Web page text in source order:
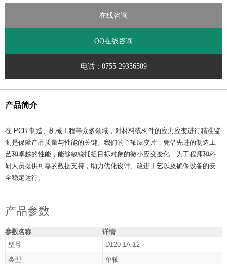
在线咨询
QQ在线咨询
电话：0755-29356509
产品简介
在 PCB 制造、机械工程等众多领域，对材料或构件的应力应变进行精准监
测是保障产品质量与性能的关键。我们的单轴应变片，凭借先进的制造工
艺和卓越的性能，能够敏锐捕捉目标对象的微小应变变化，为工程师和科
研人员提供可靠的数据支持，助力优化设计、改进工艺以及确保设备的安
全稳定运行。
产品参数
参数名称
详情
型号
D120-1A-12
类型
单轴